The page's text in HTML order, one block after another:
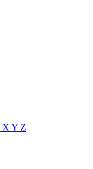
XY Z